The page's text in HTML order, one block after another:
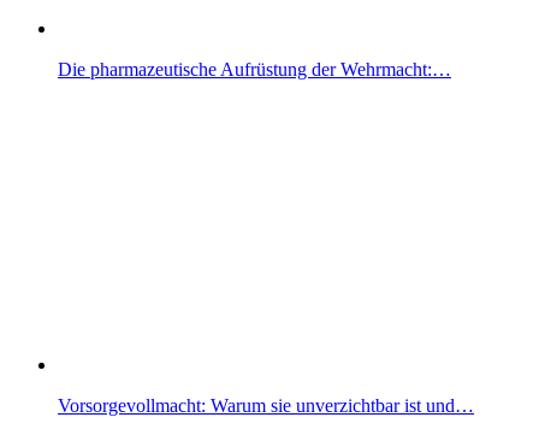
Die pharmazeutische Aufrüstung der Wehrmacht:…
Vorsorgevollmacht: Warum sie unverzichtbar ist und…